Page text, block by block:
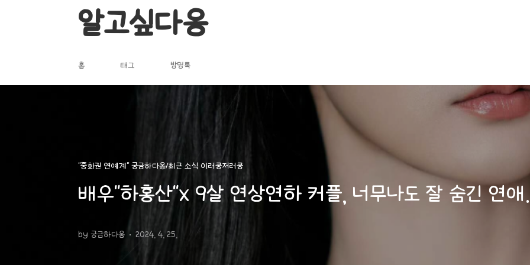
알고싶다옹
홈 태그 방명록
"중화권 연예계" 궁금하다옹/최근 소식 이러쿵저러쿵
배우"하홍산"x 9살 연상연하 커플, 너무나도 잘 숨긴 연애
by 궁금하다옹 2024. 4. 25.